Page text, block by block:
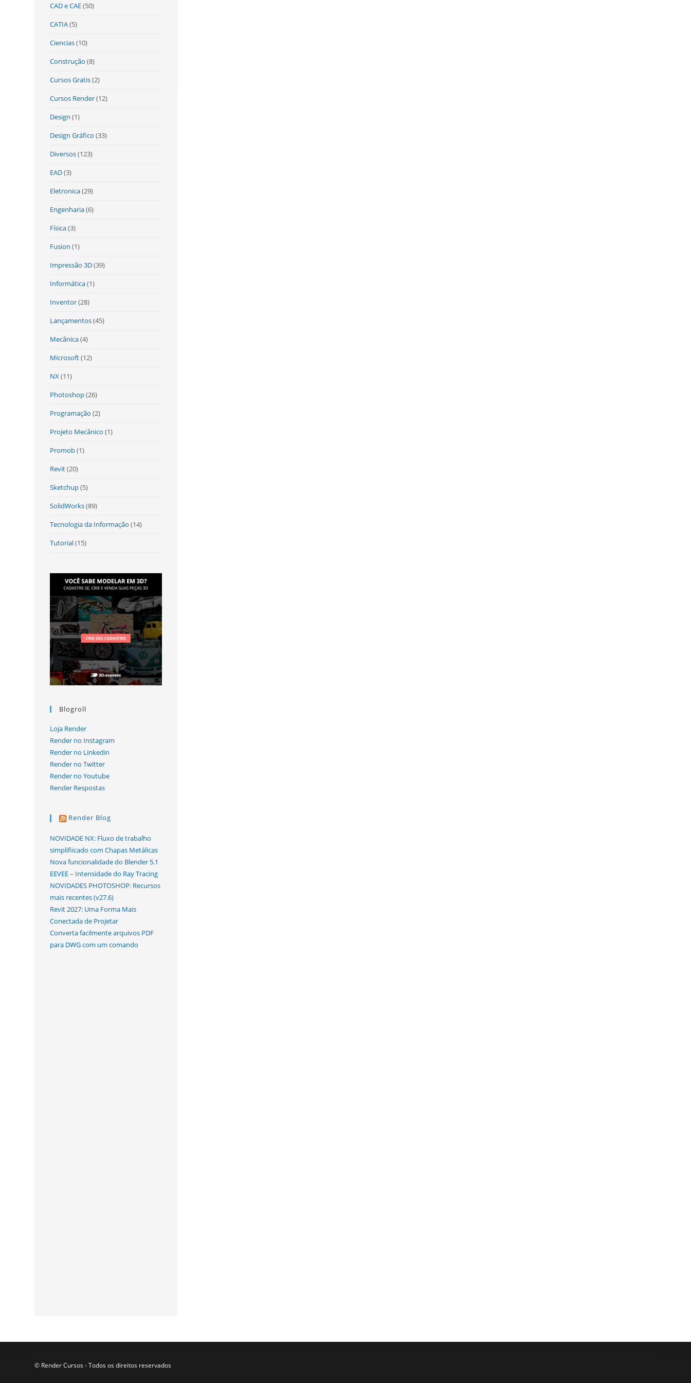
CAD e CAE(50)
CATIA(5)
Ciencias(10)
Construção (8)
Cursos Gratis(2)
Cursos Render(12)
Design (1)
Design Gráfico (33)
Diversos(123)
EAD(3)
Eletronica(29)
Engenharia(6)
Física(3)
Fusion (1)
Impressão 3D(39)
Informática(1)
Inventor(28)
Lançamentos(45)
Mecânica(4)
Microsoft(12)
NX(11)
Photoshop(26)
Programação (2)
Projeto Mecânico (1)
Promob(1)
Revit(20)
Sketchup(5)
SolidWorks(89)
Tecnologia da Informação (14)
Tutorial(15)
Blogroll
Loja Render
Render no Instagram
Render no Linkedin
Render no Twitter
Render no Youtube
Render Respostas
Render Blog
NOVIDADE NX: Fluxo de trabalho
simplifiicado com Chapas Metálicas
Nova funcionalidade do Blender 5.1
EEVEE – Intensidade do Ray Tracing
NOVIDADES PHOTOSHOP: Recursos
mais recentes (v27.6)
Revit 2027: Uma Forma Mais
Conectada de Projetar
Converta facilmente arquivos PDF
para DWG com um comando
© Render Cursos - Todos os direitos reservados